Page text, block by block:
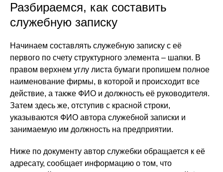
Разбираемся, как составить
служебную записку
Начинаем составлять служебную записку с её
первого по счету структурного элемента – шапки. В
правом верхнем углу листа бумаги пропишем полное
наименование фирмы, в которой и происходит все
действие, а также ФИО и должность её руководителя.
Затем здесь же, отступив с красной строки,
указываются ФИО автора служебной записки и
занимаемую им должность на предприятии.
Ниже по документу автор служебки обращается к её
адресату, сообщает информацию о том, что